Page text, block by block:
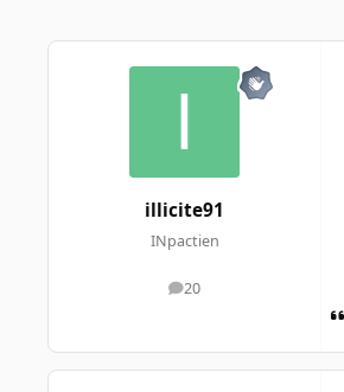
illicite91
INpactien
20
messages